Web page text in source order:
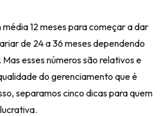
12 meses para começar a dar
de 24 a 36 meses dependendo
esses números são relativos e
do gerenciamento que é
separamos cinco dicas para quem